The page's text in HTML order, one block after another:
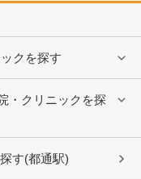
クを探す
・クリニックを探
す(都通駅)